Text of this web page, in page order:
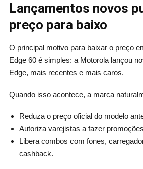
Lançamentos novos
preço para baixo
O principal motivo para baixar o preço
Edge 60 é simples: a Motorola lançou
Edge, mais recentes e mais caros.
Quando isso acontece, a marca
Reduza o preço oficial do modelo
Autoriza varejistas a fazer
Libera combos com fones,
cashback.